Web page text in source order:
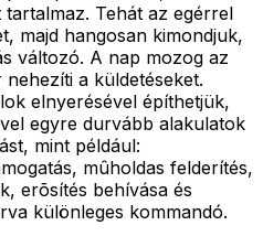
Tehát az egérrel
majd hangosan kimondjuk,
változó. A nap mozog az
a küldetéseket.
elnyerésével építhetjük,
egyre durvább alakulatok
mint például:
mûholdas felderítés,
erõsítés behívása és
különleges kommandó.